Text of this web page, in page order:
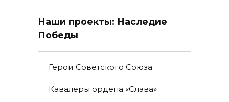
Наши проекты: Наследие
Победы
Герои Советского Союза
Кавалеры ордена «Слава»